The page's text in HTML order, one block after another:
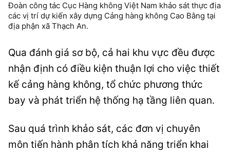
Đoàn công tác Cục Hàng không Việt Nam khảo sát thực địa
các vị trí dự kiến xây dựng Cảng hàng không Cao Bằng tại
địa phận xã Thạch An.
Qua đánh giá sơ bộ, cả hai khu vực đều được
nhận định có điều kiện thuận lợi cho việc thiết
kế cảng hàng không, tổ chức phương thức
bay và phát triển hệ thống hạ tầng liên quan.
Sau quá trình khảo sát, các đơn vị chuyên
môn tiến hành phân tích khả năng triển khai